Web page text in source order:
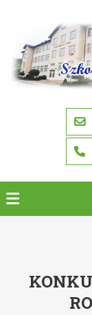
content